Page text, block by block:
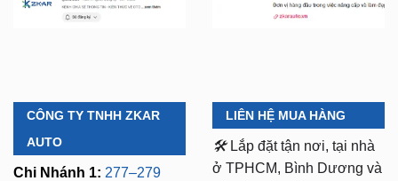
CÔNG TY TNHH ZKAR
AUTO
Chi Nhánh 1: 277–279
LIÊN HỆ MUA HÀNG
🛠️ Lắp đặt tận nơi, tại nhà
ở TPHCM, Bình Dương và